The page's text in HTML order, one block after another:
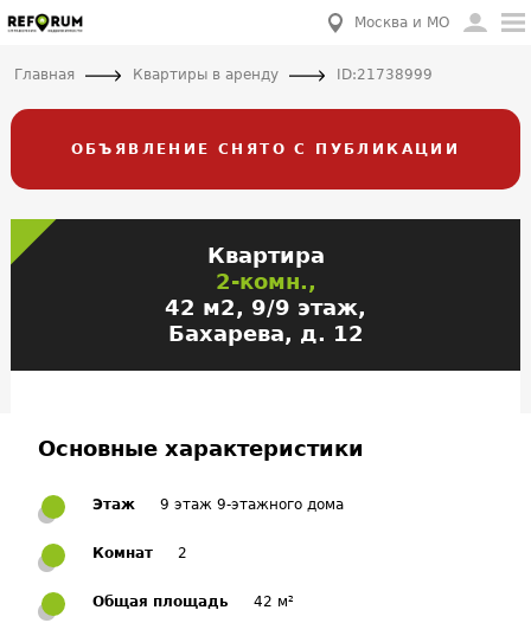
Москва и МО
Главная Квартиры в аренду ID:21738999
ОБЪЯВЛЕНИЕ СНЯТО С ПУБЛИКАЦИИ
Квартира
2-комн.,
42 м2, 9/9 этаж,
Бахарева, д. 12
Основные характеристики
Этаж 9 этаж 9-этажного дома
Комнат 2
Общая площадь 42 м²